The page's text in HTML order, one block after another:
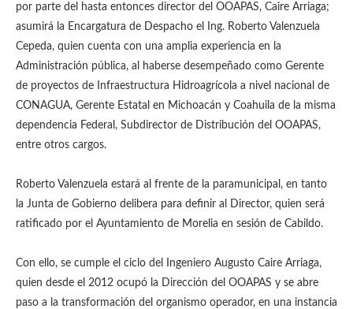
por parte del hasta entonces director del OOAPAS, Caire Arriaga;
asumirá la Encargatura de Despacho el Ing. Roberto Valenzuela
Cepeda, quien cuenta con una amplia experiencia en la
Administración pública, al haberse desempeñado como Gerente
de proyectos de Infraestructura Hidroagrícola a nivel nacional de
CONAGUA, Gerente Estatal en Michoacán y Coahuila de la misma
dependencia Federal, Subdirector de Distribución del OOAPAS,
entre otros cargos.
Roberto Valenzuela estará al frente de la paramunicipal, en tanto
la Junta de Gobierno delibera para definir al Director, quien será
ratificado por el Ayuntamiento de Morelia en sesión de Cabildo.
Con ello, se cumple el ciclo del Ingeniero Augusto Caire Arriaga,
quien desde el 2012 ocupó la Dirección del OOAPAS y se abre
paso a la transformación del organismo operador, en una instancia